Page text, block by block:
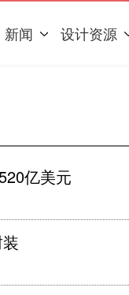
新闻 设计资源
亿美元